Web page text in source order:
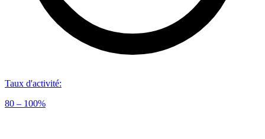
Taux d'activité:
80 – 100%